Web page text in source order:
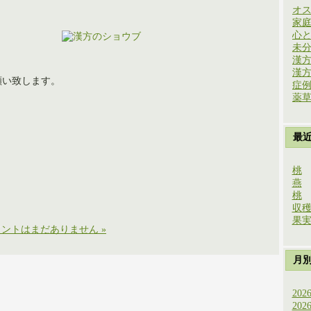
致します。
ントはまだありません »
オ
家
心
未
漢
漢
症
薬
最
桃
燕
桃
収穫
果実
月